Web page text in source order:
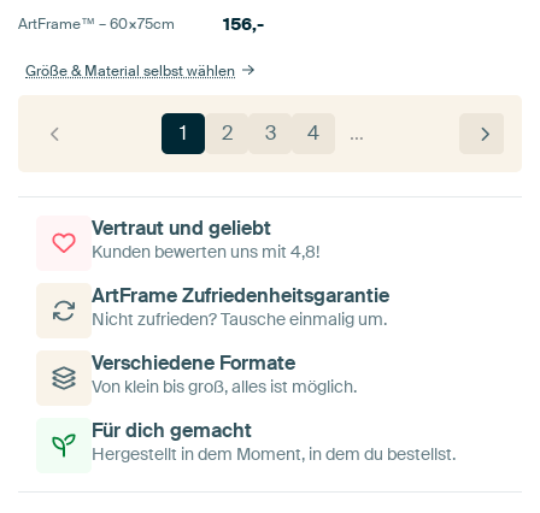
ArtFrame™ –60×75cm 156,-
Größe & Material selbst wählen
1 2 3 4 …
Vertraut und geliebt
Kunden bewerten uns mit 4,8!
ArtFrame Zufriedenheitsgarantie
Nicht zufrieden? Tausche einmalig um.
Verschiedene Formate
Von klein bis groß, alles ist möglich.
Für dich gemacht
Hergestellt in dem Moment, in dem du bestellst.